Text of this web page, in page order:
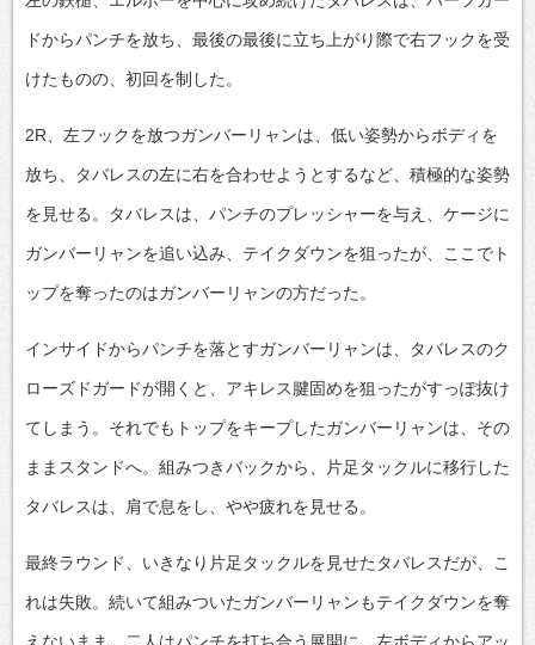
ドからパンチを放ち、最後の最後に立ち上がり際で右フックを受
けたものの、初回を制した。
2R、左フックを放つガンバーリャンは、低い姿勢からボディを
放ち、タバレスの左に右を合わせようとするなど、積極的な姿勢
を見せる。タバレスは、パンチのプレッシャーを与え、ケージに
ガンバーリャンを追い込み、テイクダウンを狙ったが、ここでト
ップを奪ったのはガンバーリャンの方だった。
インサイドからパンチを落とすガンバーリャンは、タバレスのク
ローズドガードが開くと、アキレス腱固めを狙ったがすっぽ抜け
てしまう。それでもトップをキープしたガンバーリャンは、その
ままスタンドへ。組みつきバックから、片足タックルに移行した
タバレスは、肩で息をし、やや疲れを見せる。
最終ラウンド、いきなり片足タックルを見せたタバレスだが、こ
れは失敗。続いて組みついたガンバーリャンもテイクダウンを奪